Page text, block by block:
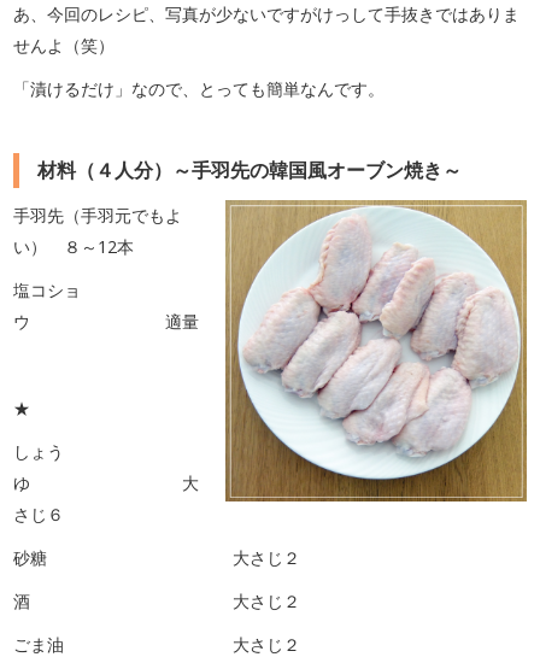
あ、今回のレシピ、写真が少ないですがけっして手抜きではありま
せんよ（笑）
「漬けるだけ」なので、とっても簡単なんです。
材料（４人分）～手羽先の韓国風オーブン焼き～
手羽先（手羽元でもよ
い） ８～12本
塩コショ
ウ 適量
★
しょう
ゆ 大
さじ６
砂糖 大さじ２
酒 大さじ２
ごま油 大さじ２